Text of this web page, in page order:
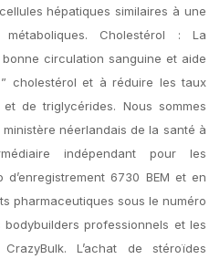
hépatiques similaires à une
Cholestérol : La
circulation sanguine et aide
cholestérol et à réduire les taux
de triglycérides. Nous sommes
néerlandais de la santé à
indépendant pour les
6730 BEM et en
pharmaceutiques sous le numéro
bodybuilders professionnels et les
L’achat de stéroïdes